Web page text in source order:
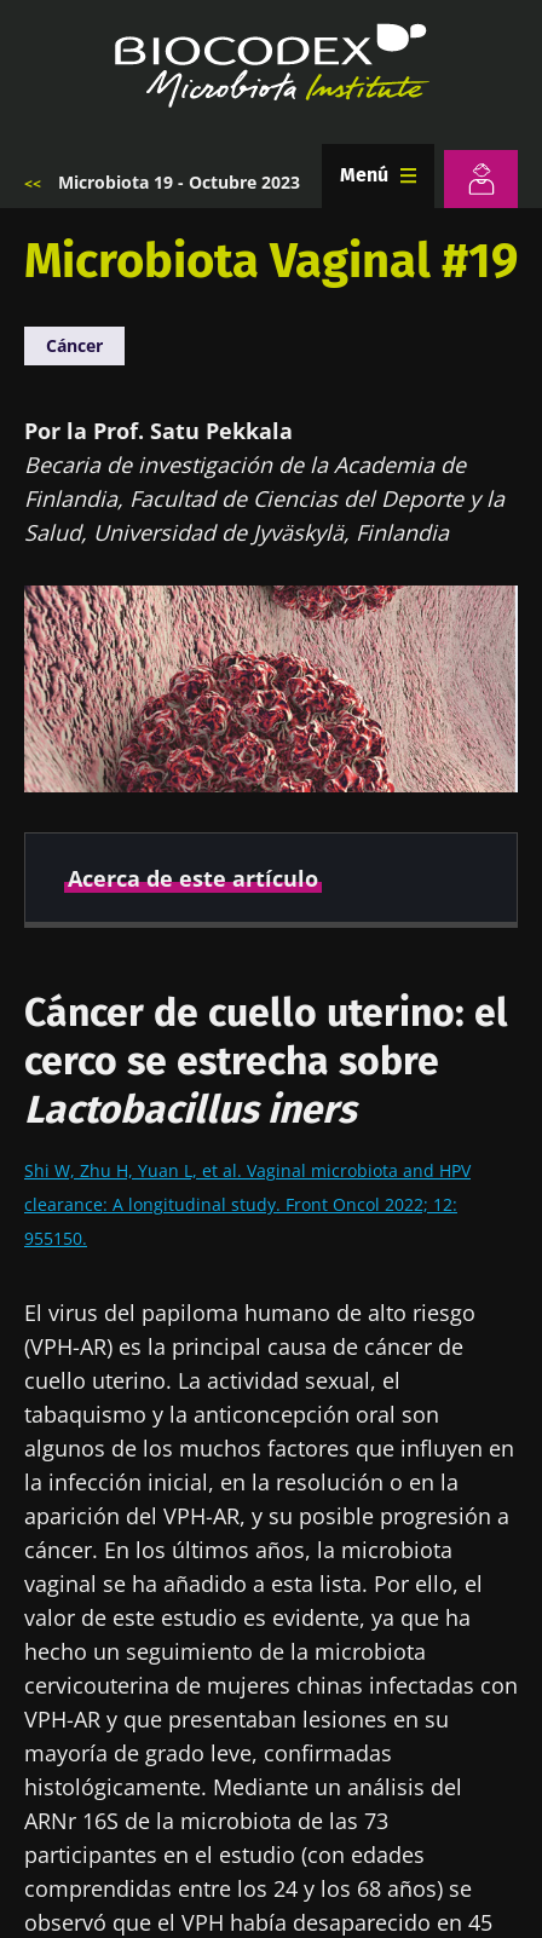
de
ayuda
navegación
Microbiota 19 - Octubre 2023 Menú
Microbiota Vaginal #19
Cáncer
Por la Prof. Satu Pekkala
Becaria de investigación de la Academia de
Finlandia, Facultad de Ciencias del Deporte y la
Salud, Universidad de Jyväskylä, Finlandia
Acerca de este artículo
09 Noviembre
2023
09 Noviembre 2023
Cáncer de cuello uterino: el
cerco se estrecha sobre
Lactobacillus iners
Shi W, Zhu H, Yuan L, et al. Vaginal microbiota and HPV
clearance: A longitudinal study. Front Oncol 2022; 12:
955150.
El virus del papiloma humano de alto riesgo
(VPH-AR) es la principal causa de cáncer de
cuello uterino. La actividad sexual, el
tabaquismo y la anticoncepción oral son
algunos de los muchos factores que influyen en
la infección inicial, en la resolución o en la
aparición del VPH-AR, y su posible progresión a
cáncer. En los últimos años, la microbiota
vaginal se ha añadido a esta lista. Por ello, el
valor de este estudio es evidente, ya que ha
hecho un seguimiento de la microbiota
cervicouterina de mujeres chinas infectadas con
VPH-AR y que presentaban lesiones en su
mayoría de grado leve, confirmadas
histológicamente. Mediante un análisis del
ARNr 16S de la microbiota de las 73
participantes en el estudio (con edades
comprendidas entre los 24 y los 68 años) se
observó que el VPH había desaparecido en 45